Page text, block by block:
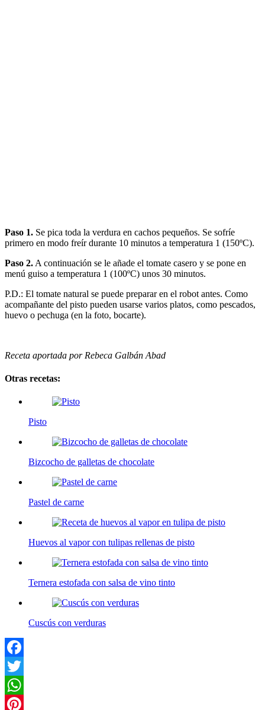
Paso 1. Se pica toda la verdura en cachos pequeños. Se sofríe
primero en modo freír durante 10 minutos a temperatura 1 (150ºC).
Paso 2. A continuación se le añade el tomate casero y se pone en
menú guiso a temperatura 1 (100ºC) unos 30 minutos.
P.D.: El tomate natural se puede preparar en el robot antes. Como
acompañante del pisto pueden usarse varios platos, como pescados,
huevo o pechuga (en la foto, bocarte).
Receta aportada por Rebeca Galbán Abad
Otras recetas:
Pisto
Bizcocho de galletas de chocolate
Pastel de carne
Huevos al vapor con tulipas rellenas de pisto
Ternera estofada con salsa de vino tinto
Cuscús con verduras
Facebook
Twitter
WhatsApp